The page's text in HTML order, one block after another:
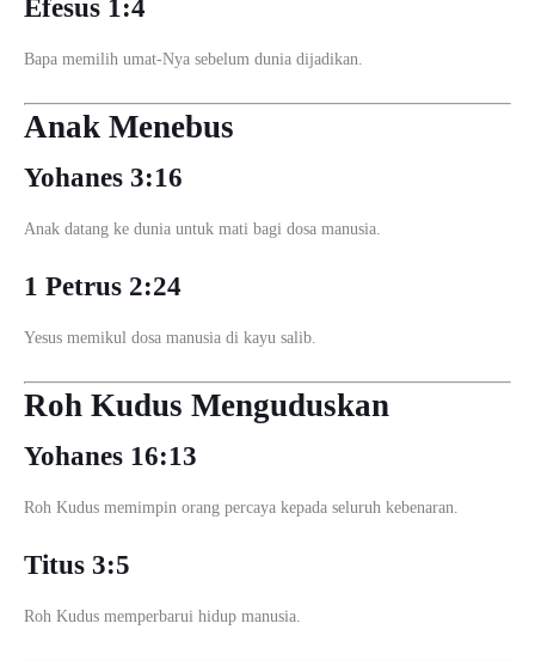
Efesus 1:4
Bapa memilih umat-Nya sebelum dunia dijadikan.
Anak Menebus
Yohanes 3:16
Anak datang ke dunia untuk mati bagi dosa manusia.
1 Petrus 2:24
Yesus memikul dosa manusia di kayu salib.
Roh Kudus Menguduskan
Yohanes 16:13
Roh Kudus memimpin orang percaya kepada seluruh kebenaran.
Titus 3:5
Roh Kudus memperbarui hidup manusia.